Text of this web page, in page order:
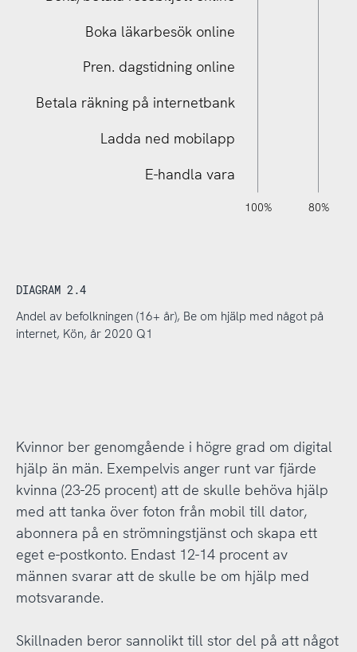
E-handla vara
Ladda ned mobilapp
Betala räkning på internetbank
Pren. dagstidning online
Boka läkarbesök online
-40%
-20% 80%
100%
120%
140%
DIAGRAM 2.4
Andel av befolkningen (16+ år), Be om hjälp med något på
internet, Kön, år 2020 Q1
Kvinnor ber genomgående i högre grad om digital
hjälp än män. Exempelvis anger runt var fjärde
kvinna (23-25 procent) att de skulle behöva hjälp
med att tanka över foton från mobil till dator,
abonnera på en strömningstjänst och skapa ett
eget e-postkonto. Endast 12-14 procent av
männen svarar att de skulle be om hjälp med
motsvarande.
Skillnaden beror sannolikt till stor del på att något